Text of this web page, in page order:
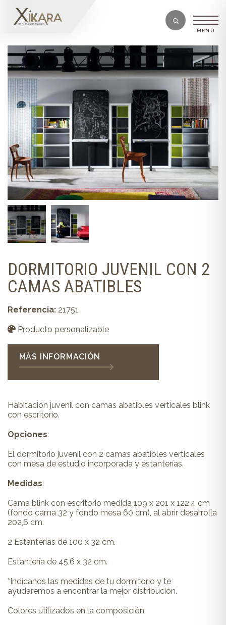
DORMITORIO JUVENIL CON 2
CAMAS ABATIBLES
Referencia: 21751
Producto personalizable
MÁS INFORMACIÓN
Habitación juvenil con camas abatibles verticales blink
con escritorio.
Opciones:
El dormitorio juvenil con 2 camas abatibles verticales
con mesa de estudio incorporada y estanterías.
Medidas:
Cama blink con escritorio medida 109 x 201 x 122,4 cm
(fondo cama 32 y fondo mesa 60 cm), al abrir desarrolla
202,6 cm.
2 Estanterías de 100 x 32 cm.
Estantería de 45,6 x 32 cm.
*Indícanos las medidas de tu dormitorio y te
ayudaremos a encontrar la mejor distribución.
Colores utilizados en la composición: